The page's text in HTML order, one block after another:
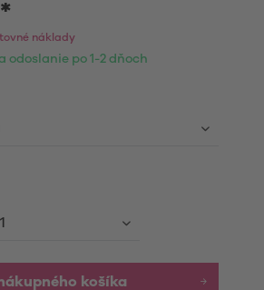
náklady
odoslanie po 1-2 dňoch
košíka